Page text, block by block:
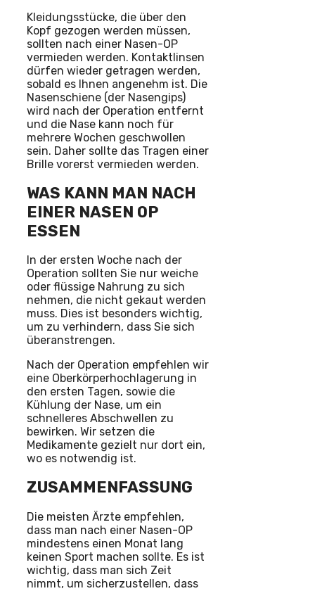
Kleidungsstücke, die über den
Kopf gezogen werden müssen,
sollten nach einer Nasen-OP
vermieden werden. Kontaktlinsen
dürfen wieder getragen werden,
sobald es Ihnen angenehm ist. Die
Nasenschiene (der Nasengips)
wird nach der Operation entfernt
und die Nase kann noch für
mehrere Wochen geschwollen
sein. Daher sollte das Tragen einer
Brille vorerst vermieden werden.
WAS KANN MAN NACH
EINER NASEN OP
ESSEN
In der ersten Woche nach der
Operation sollten Sie nur weiche
oder flüssige Nahrung zu sich
nehmen, die nicht gekaut werden
muss. Dies ist besonders wichtig,
um zu verhindern, dass Sie sich
überanstrengen.
Nach der Operation empfehlen wir
eine Oberkörperhochlagerung in
den ersten Tagen, sowie die
Kühlung der Nase, um ein
schnelleres Abschwellen zu
bewirken. Wir setzen die
Medikamente gezielt nur dort ein,
wo es notwendig ist.
ZUSAMMENFASSUNG
Die meisten Ärzte empfehlen,
dass man nach einer Nasen-OP
mindestens einen Monat lang
keinen Sport machen sollte. Es ist
wichtig, dass man sich Zeit
nimmt, um sicherzustellen, dass